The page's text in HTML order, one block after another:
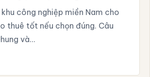
khu công nghiệp miền Nam cho
thuê tốt nếu chọn đúng. Câu
và…